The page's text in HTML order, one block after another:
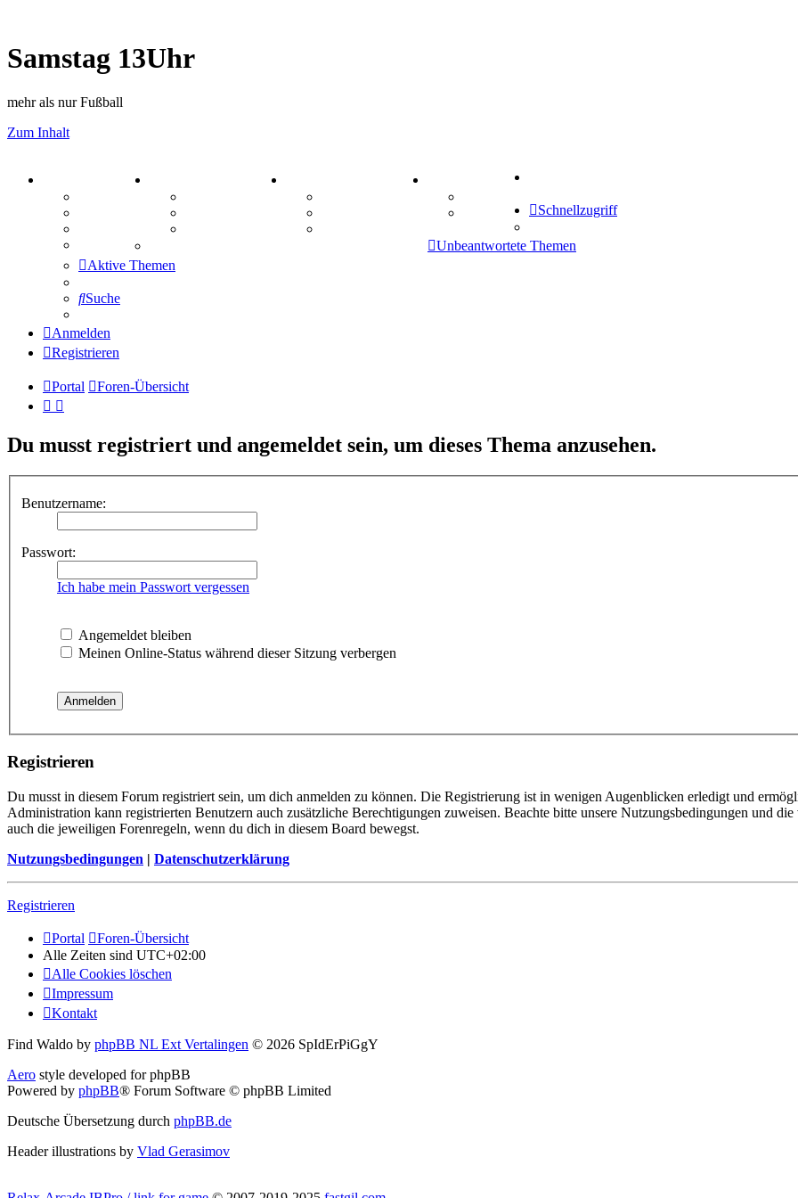
Samstag 13Uhr
mehr als nur Fußball
Zum Inhalt
Mastodon
Comunio
Schnellzugriff
Unbeantwortete Themen
Aktive Themen
Suche
Anmelden
Registrieren
Portal Foren-Übersicht
Du musst registriert und angemeldet sein, um dieses Thema anzusehen.
Benutzername:
Passwort:
Ich habe mein Passwort vergessen
Angemeldet bleiben
Meinen Online-Status während dieser Sitzung verbergen
Registrieren
Du musst in diesem Forum registriert sein, um dich anmelden zu können. Die Registrierung ist in wenigen Augenblicken erledigt und
Administration kann registrierten Benutzern auch zusätzliche Berechtigungen zuweisen. Beachte bitte unsere Nutzungsbedingungen und
auch die jeweiligen Forenregeln, wenn du dich in diesem Board bewegst.
Nutzungsbedingungen | Datenschutzerklärung
Registrieren
Portal
Foren-Übersicht
Alle Zeiten sind UTC+02:00
Alle Cookies löschen
Impressum
Kontakt
Find Waldo by phpBB NL Ext Vertalingen © 2026 SpIdErPiGgY
Aero style developed for phpBB
Powered by phpBB® Forum Software © phpBB Limited
Deutsche Übersetzung durch phpBB.de
Header illustrations by Vlad Gerasimov